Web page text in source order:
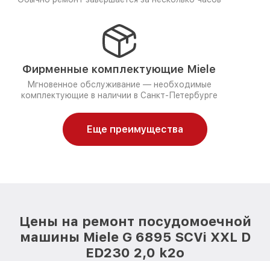
Фирменные комплектующие Miele
Мгновенное обслуживание — необходимые
комплектующие в наличии в Санкт-Петербурге
Еще преимущества
Цены на ремонт посудомоечной
машины Miele G 6895 SCVi XXL D
ED230 2,0 k2o